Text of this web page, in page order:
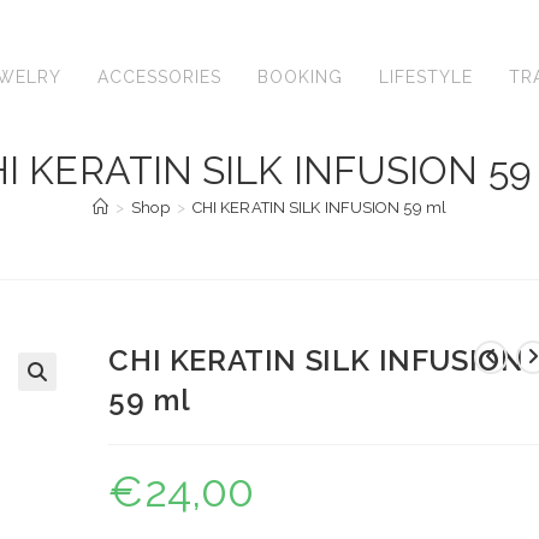
ACCESSORIES BOOKING LIFESTYLE
KERATIN SILK INFUSION
> Shop > CHI KERATIN SILK INFUSION 59 ml
CHI KERATIN SILK INFUSION
59 ml
€24,00